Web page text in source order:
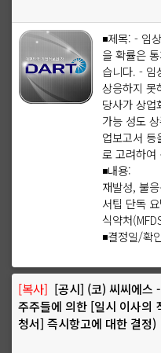
◾제목: - 임
을 확률은
습니다. - 임
상응하지 못
당사가 상업
가능 성도
업보고서 등
로 고려하여
◾내용:
재발성, 불
서팁 단독
식약처
◾결정일/확
[복사] [공시] (코) 씨씨에스
주주들에 의한 [일시 이사의
청서] 즉시항고에 대한 결정)